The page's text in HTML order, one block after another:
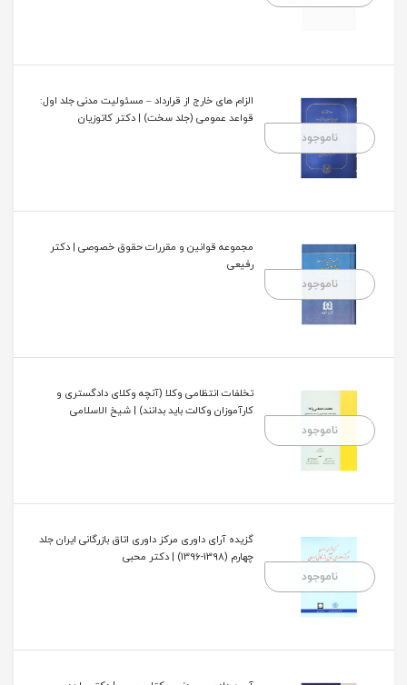
ناموجود
الزام های خارج از قرارداد – مسئولیت مدنی جلد اول:
قواعد عمومی (جلد سخت) | دکتر کاتوزیان
ناموجود
مجموعه قوانین و مقررات حقوق خصوصی | دکتر
رفیعی
ناموجود
تخلفات انتظامی وکلا (آنچه وکلای دادگستری و
کارآموزان وکالت باید بدانند) | شیخ الاسلامی
ناموجود
گزیده آرای داوری مرکز داوری اتاق بازرگانی ایران جلد
چهارم (1398-1396) | دکتر محبی